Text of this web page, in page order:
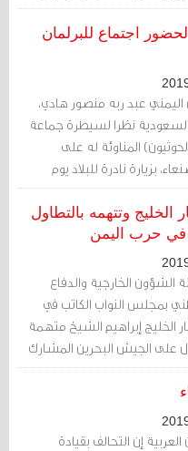
اليمن ضد المدنيين
اجتماع للبرلمان
اليمني عبد ربه منصور هادي،
نظرا لسيطرة جماعة
المناوئة له على
بزيارة نادرة للبلاد يوم
اجتماع للبرلمان المنقسم في
له بالجنوب
الخليج وتتهمه بالتطاول
في حرب اليمن
الشؤون الخارجية والدفاع
بمجلس النواب الكاتب في
الخليج إبراهيم الشيخ متهمة
على الجيش البحرين المشارك
إن التحالف بقيادة